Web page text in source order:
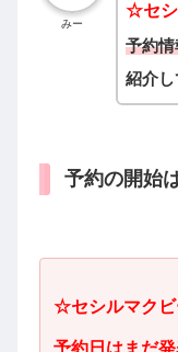
みー
☆セ
予約情
紹介し
予約の開始
☆セシルマク
予約日はまだ